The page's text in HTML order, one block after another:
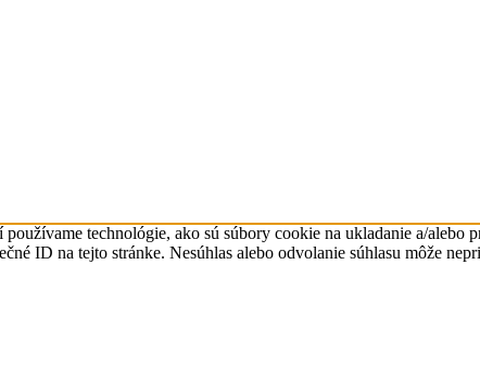
technológie, ako sú súbory cookie na ukladanie a/
ID na tejto stránke. Nesúhlas alebo odvolanie súhlasu môže